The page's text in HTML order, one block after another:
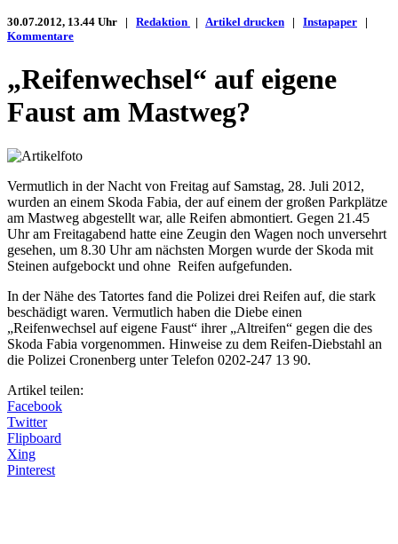
30.07.2012, 13.44 Uhr | Redaktion | Artikel drucken | Instapaper |
Kommentare
„Reifenwechsel“ auf eigene
Faust am Mastweg?
Vermutlich in der Nacht von Freitag auf Samstag, 28. Juli 2012,
wurden an einem Skoda Fabia, der auf einem der großen Parkplätze
am Mastweg abgestellt war, alle Reifen abmontiert. Gegen 21.45
Uhr am Freitagabend hatte eine Zeugin den Wagen noch unversehrt
gesehen, um 8.30 Uhr am nächsten Morgen wurde der Skoda mit
Steinen aufgebockt und ohne Reifen aufgefunden.
In der Nähe des Tatortes fand die Polizei drei Reifen auf, die stark
beschädigt waren. Vermutlich haben die Diebe einen
„Reifenwechsel auf eigene Faust“ ihrer „Altreifen“ gegen die des
Skoda Fabia vorgenommen. Hinweise zu dem Reifen-Diebstahl an
die Polizei Cronenberg unter Telefon 0202-247 13 90.
Artikel teilen:
Facebook
Twitter
Flipboard
Xing
Pinterest